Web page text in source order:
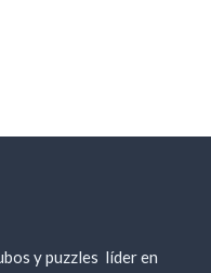
y puzzles líder en